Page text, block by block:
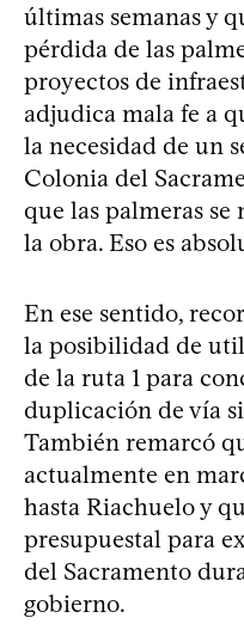
últimas semanas y
pérdida de las
proyectos de
adjudica mala fe a
la necesidad de un
Colonia del
que las palmeras
la obra. Eso es
En ese sentido,
la posibilidad de
de la ruta 1 para
duplicación de vía
También remarcó
actualmente en
hasta Riachuelo y
presupuestal para
del Sacramento
gobierno.